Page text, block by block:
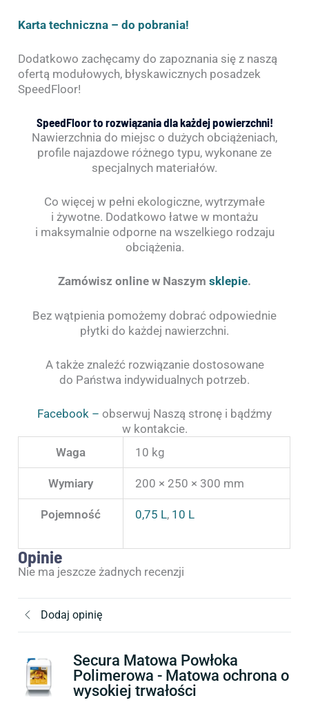
Karta techniczna – do pobrania!
Dodatkowo zachęcamy do zapoznania się z naszą
ofertą modułowych, błyskawicznych posadzek
SpeedFloor!
SpeedFloor to rozwiązania dla każdej powierzchni!
Nawierzchnia do miejsc o dużych obciążeniach,
profile najazdowe różnego typu, wykonane ze
specjalnych materiałów.
Co więcej w pełni ekologiczne, wytrzymałe
i żywotne. Dodatkowo łatwe w montażu
i maksymalnie odporne na wszelkiego rodzaju
obciążenia.
Zamówisz online w Naszym sklepie.
Bez wątpienia pomożemy dobrać odpowiednie
płytki do każdej nawierzchni.
A także znaleźć rozwiązanie dostosowane
do Państwa indywidualnych potrzeb.
Facebook – obserwuj Naszą stronę i bądźmy
w kontakcie.
Waga
10 kg
Wymiary 200 × 250 × 300 mm
Pojemność 0,75 L, 10 L
Opinie
Nie ma jeszcze żadnych recenzji
Dodaj opinię
Secura Matowa Powłoka
Polimerowa - Matowa ochrona o
wysokiej trwałości